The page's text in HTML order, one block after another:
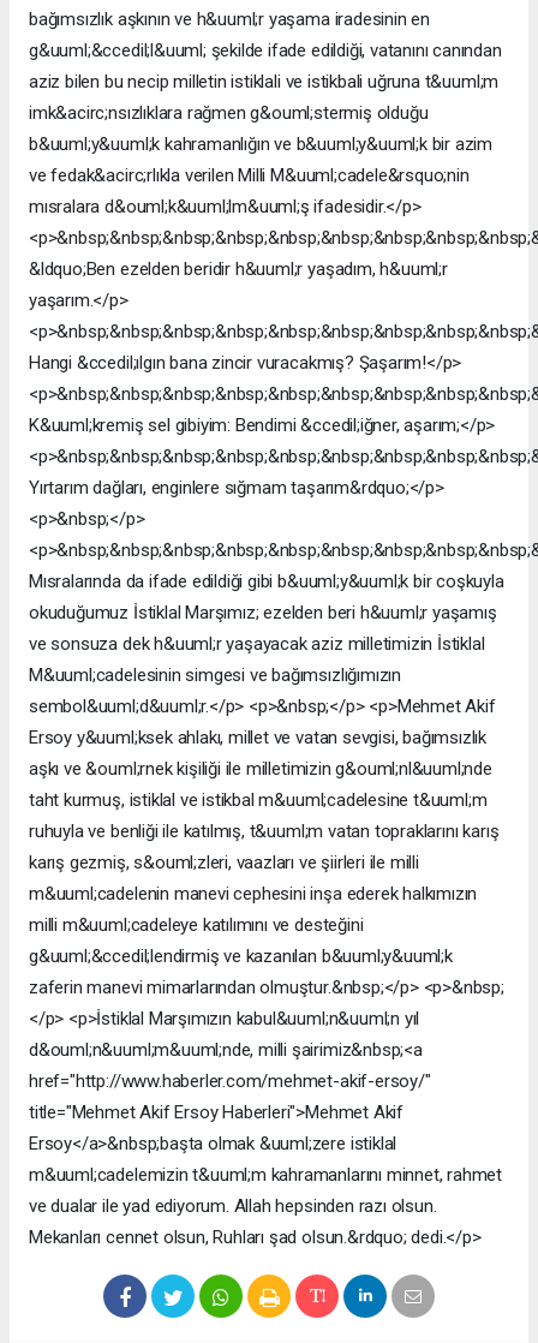
bağımsızlık aşkının ve h&uuml;r yaşama iradesinin en
g&uuml;&ccedil;l&uuml; şekilde ifade edildiği, vatanını canından
aziz bilen bu necip milletin istiklali ve istikbali uğruna t&uuml;m
imk&acirc;nsızlıklara rağmen g&ouml;stermiş olduğu
b&uuml;y&uuml;k kahramanlığın ve b&uuml;y&uuml;k bir azim
ve fedak&acirc;rlıkla verilen Milli M&uuml;cadele&rsquo;nin
mısralara d&ouml;k&uuml;lm&uuml;ş ifadesidir.</p>
&ldquo;Ben ezelden beridir h&uuml;r yaşadım, h&uuml;r
yaşarım.</p>
Hangi &ccedil;ılgın bana zincir vuracakmış? Şaşarım!</p>
K&uuml;kremiş sel gibiyim: Bendimi &ccedil;iğner, aşarım;</p>
Yırtarım dağları, enginlere sığmam taşarım&rdquo;</p>
<p>&nbsp;</p>
Mısralarında da ifade edildiği gibi b&uuml;y&uuml;k bir coşkuyla
okuduğumuz İstiklal Marşımız; ezelden beri h&uuml;r yaşamış
ve sonsuza dek h&uuml;r yaşayacak aziz milletimizin İstiklal
M&uuml;cadelesinin simgesi ve bağımsızlığımızın
sembol&uuml;d&uuml;r.</p> <p>&nbsp;</p> <p>Mehmet Akif
Ersoy y&uuml;ksek ahlakı, millet ve vatan sevgisi, bağımsızlık
aşkı ve &ouml;rnek kişiliği ile milletimizin g&ouml;nl&uuml;nde
taht kurmuş, istiklal ve istikbal m&uuml;cadelesine t&uuml;m
ruhuyla ve benliği ile katılmış, t&uuml;m vatan topraklarını karış
karış gezmiş, s&ouml;zleri, vaazları ve şiirleri ile milli
m&uuml;cadelenin manevi cephesini inşa ederek halkımızın
milli m&uuml;cadeleye katılımını ve desteğini
g&uuml;&ccedil;lendirmiş ve kazanılan b&uuml;y&uuml;k
zaferin manevi mimarlarından olmuştur.&nbsp;</p> <p>&nbsp;
</p> <p>İstiklal Marşımızın kabul&uuml;n&uuml;n yıl
d&ouml;n&uuml;m&uuml;nde, milli şairimiz&nbsp;<a
href="http://www.haberler.com/mehmet-akif-ersoy/"
title="Mehmet Akif Ersoy Haberleri">Mehmet Akif
Ersoy</a>&nbsp;başta olmak &uuml;zere istiklal
m&uuml;cadelemizin t&uuml;m kahramanlarını minnet, rahmet
ve dualar ile yad ediyorum. Allah hepsinden razı olsun.
Mekanları cennet olsun, Ruhları şad olsun.&rdquo; dedi.</p>